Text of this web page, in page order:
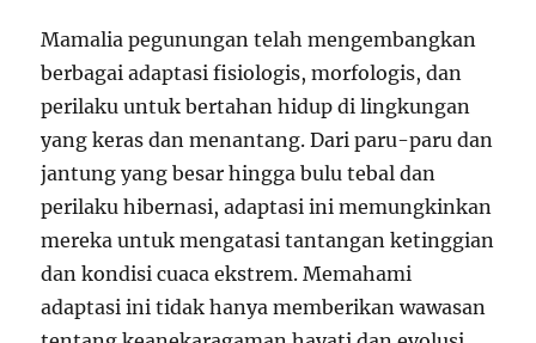
Mamalia pegunungan telah mengembangkan
berbagai adaptasi fisiologis, morfologis, dan
perilaku untuk bertahan hidup di lingkungan
yang keras dan menantang. Dari paru-paru dan
jantung yang besar hingga bulu tebal dan
perilaku hibernasi, adaptasi ini memungkinkan
mereka untuk mengatasi tantangan ketinggian
dan kondisi cuaca ekstrem. Memahami
adaptasi ini tidak hanya memberikan wawasan